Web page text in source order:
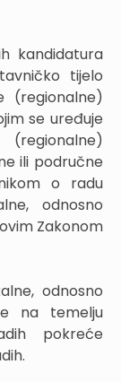
kandidatura
tijelo
(regionalne)
se uređuje
ili područne
o radu
odnosno
Zakonom
odnosno
na temelju
pokreće